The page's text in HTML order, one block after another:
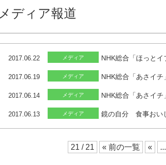
メディア報道
2017.06.22 メディア NHK総合「ほっと
2017.06.19 メディア NHK総合「あさイ
2017.06.14 メディア NHK総合「あさイ
2017.06.13 メディア 鏡の自分 食事おい
21 / 21 « 前の一覧 « ...